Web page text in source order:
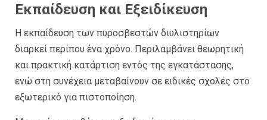
Εκπαίδευση και Εξειδίκευση
Η εκπαίδευση των πυροσβεστών διυλιστηρίων
διαρκεί περίπου ένα χρόνο. Περιλαμβάνει θεωρητική
και πρακτική κατάρτιση εντός της εγκατάστασης,
ενώ στη συνέχεια μεταβαίνουν σε ειδικές σχολές στο
εξωτερικό για πιστοποίηση.